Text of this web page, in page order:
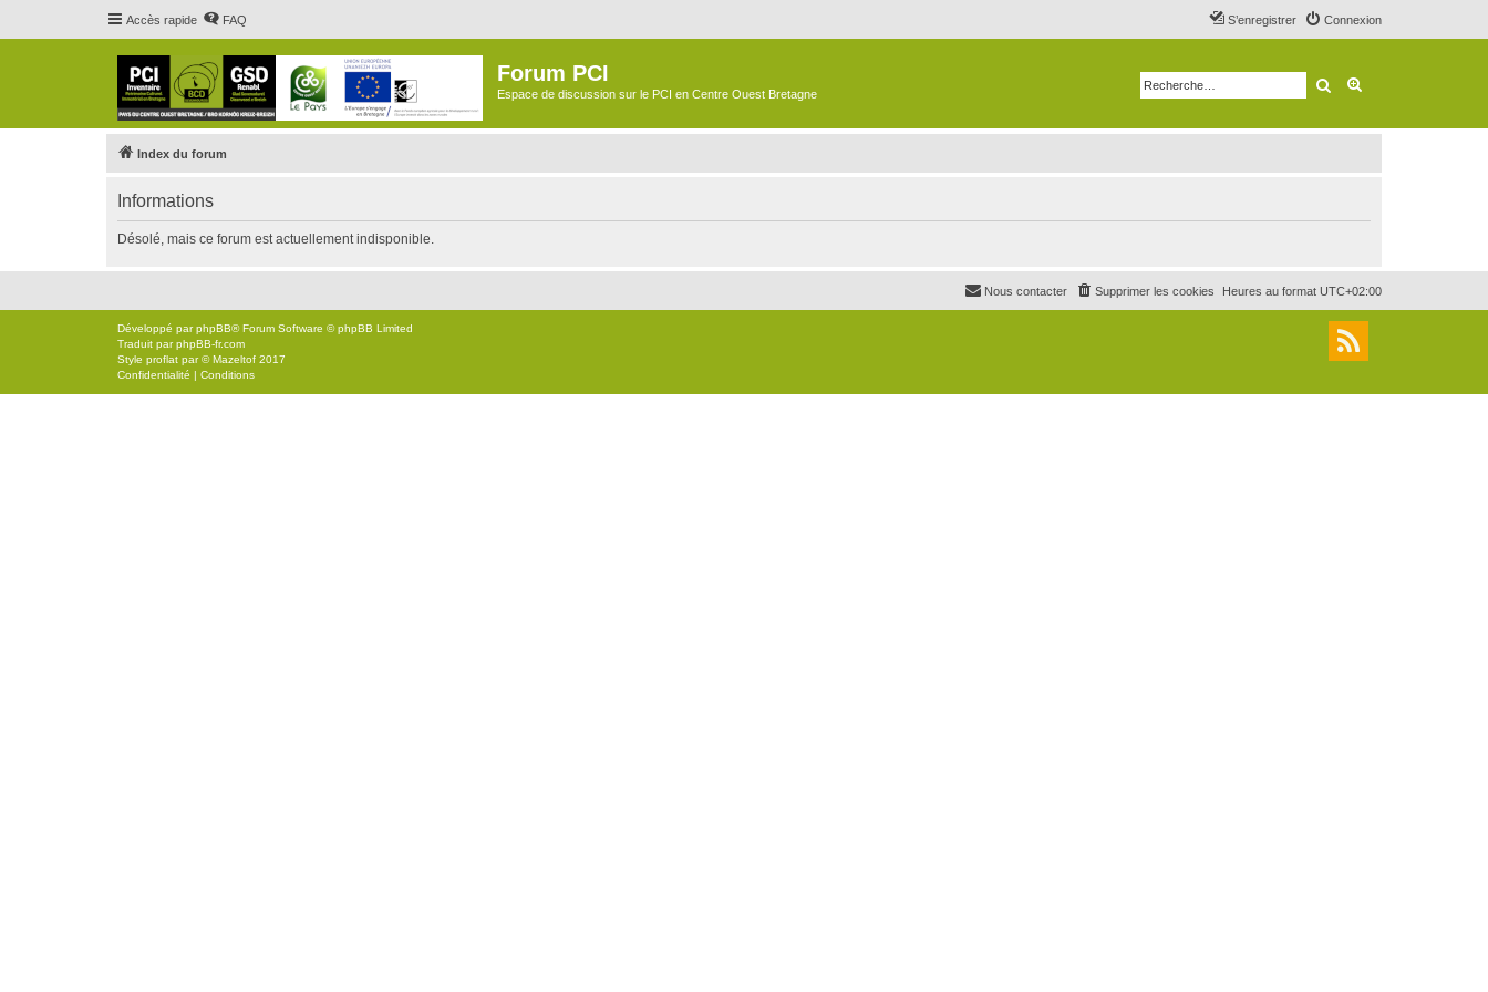
Accès rapide FAQ Connexion
S’enregistrer
Forum PCI
Espace de discussion sur le PCI en Centre Ouest Bretagne Rechercher
Index du forum
Informations
Désolé, mais ce forum est actuellement indisponible.
Heures au format UTC+02:00
Supprimer les cookies
Nous contacter
Développé parphpBB® Forum Software © phpBB Limited
Traduit parphpBB-fr.com
Style proflat par ©Mazeltof 2017
Confidentialité | Conditions